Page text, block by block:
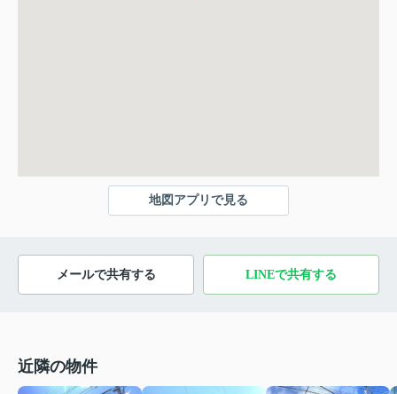
地図アプリで見る
メールで共有する LINEで共有する
近隣の物件